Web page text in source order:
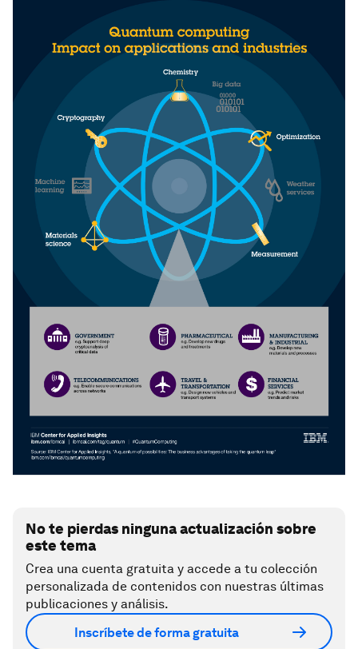
No te pierdas ninguna actualización sobre
este tema
Crea una cuenta gratuita y accede a tu colección
personalizada de contenidos con nuestras últimas
publicaciones y análisis.
Inscríbete de forma gratuita